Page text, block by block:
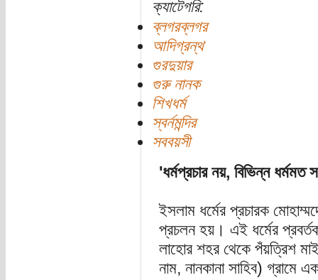
ক্যাটেগরি:
ব্লগরব্লগর
আদিগ্রন্থ
গুরদুয়ার
গুরু নানক
শিখধর্ম
স্বর্নমন্দির
সববয়সী
'ধর্মপ্রচার নয়, বিভিন্ন ধর্মমত
ইসলাম ধর্মের প্রচারক
প্রচলন হয়। এই ধর্মের প্রবর্তক
লাহোর শহর থেকে পঁয়ত্রিশ
নাম, নানকানা সাহিব) গ্রামে